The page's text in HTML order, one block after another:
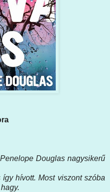
Douglas nagysikerű
hívott. Most viszont szóba